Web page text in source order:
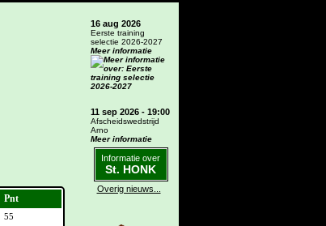
Pnt
55
16 aug 2026
Eerste training
selectie 2026-2027
Meer informatie
11 sep 2026 - 19:00
Afscheidswedstrijd
Arno
Meer informatie
Informatie over
St. HONK
Overig nieuws...